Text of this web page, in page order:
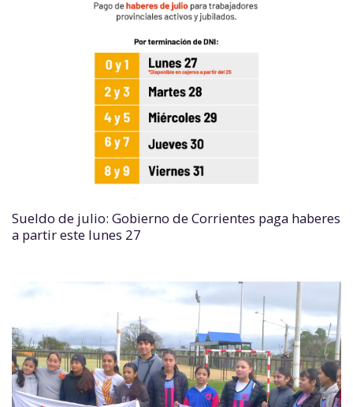
Sueldo de julio: Gobierno de Corrientes paga haberes
a partir este lunes 27